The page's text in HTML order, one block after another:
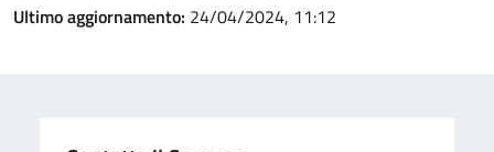
Ultimo aggiornamento: 24/04/2024, 11:12